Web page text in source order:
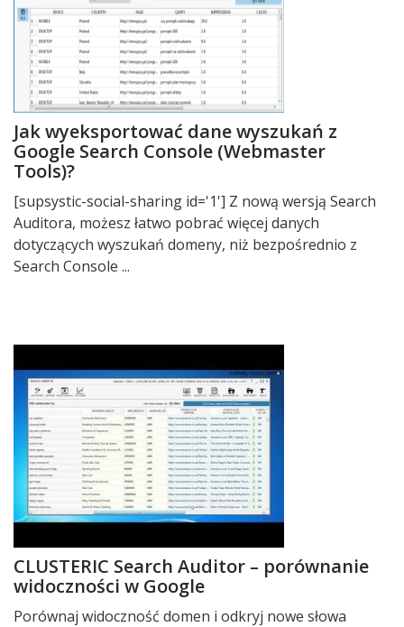
Jak wyeksportować dane wyszukań z
Google Search Console (Webmaster
Tools)?
[supsystic-social-sharing id='1'] Z nową wersją Search
Auditora, możesz łatwo pobrać więcej danych
dotyczących wyszukań domeny, niż bezpośrednio z
Search Console ...
CLUSTERIC Search Auditor – porównanie
widoczności w Google
Porównaj widoczność domen i odkryj nowe słowa